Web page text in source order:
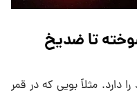
تا ضدیخ
مثلاً بویی که در قمر